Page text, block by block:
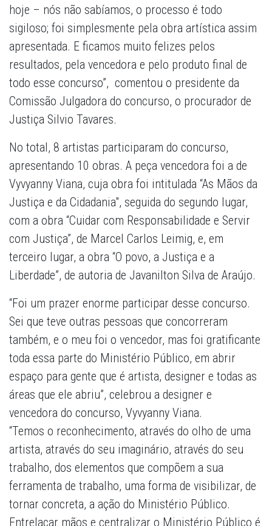
hoje – nós não sabíamos, o processo é todo
sigiloso; foi simplesmente pela obra artística assim
apresentada. E ficamos muito felizes pelos
resultados, pela vencedora e pelo produto final de
todo esse concurso”, comentou o presidente da
Comissão Julgadora do concurso, o procurador de
Justiça Silvio Tavares.
No total, 8 artistas participaram do concurso,
apresentando 10 obras. A peça vencedora foi a de
Vyvyanny Viana, cuja obra foi intitulada “As Mãos da
Justiça e da Cidadania", seguida do segundo lugar,
com a obra “Cuidar com Responsabilidade e Servir
com Justiça”, de Marcel Carlos Leimig, e, em
terceiro lugar, a obra “O povo, a Justiça e a
Liberdade”, de autoria de Javanilton Silva de Araújo.
“Foi um prazer enorme participar desse concurso.
Sei que teve outras pessoas que concorreram
também, e o meu foi o vencedor, mas foi gratificante
toda essa parte do Ministério Público, em abrir
espaço para gente que é artista, designer e todas as
áreas que ele abriu”, celebrou a designer e
vencedora do concurso, Vyvyanny Viana.
“Temos o reconhecimento, através do olho de uma
artista, através do seu imaginário, através do seu
trabalho, dos elementos que compõem a sua
ferramenta de trabalho, uma forma de visibilizar, de
tornar concreta, a ação do Ministério Público.
Entrelaçar mãos e centralizar o Ministério Público é